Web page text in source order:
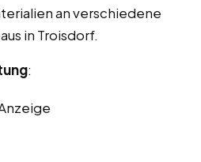
an verschiedene
in Troisdorf.
: